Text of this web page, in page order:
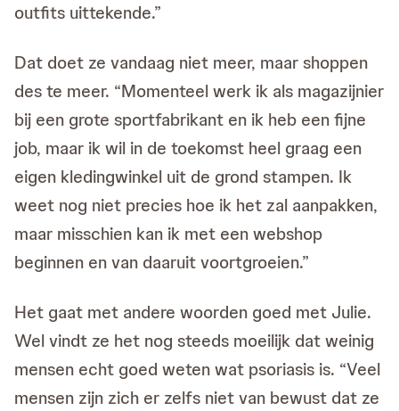
outfits uittekende.”
Dat doet ze vandaag niet meer, maar shoppen
des te meer. “Momenteel werk ik als magazijnier
bij een grote sportfabrikant en ik heb een fijne
job, maar ik wil in de toekomst heel graag een
eigen kledingwinkel uit de grond stampen. Ik
weet nog niet precies hoe ik het zal aanpakken,
maar misschien kan ik met een webshop
beginnen en van daaruit voortgroeien.”
Het gaat met andere woorden goed met Julie.
Wel vindt ze het nog steeds moeilijk dat weinig
mensen echt goed weten wat psoriasis is. “Veel
mensen zijn zich er zelfs niet van bewust dat ze